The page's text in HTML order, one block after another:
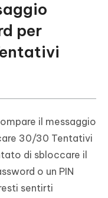
per
il messaggio
30/30 Tentativi
di sbloccare il
o un PIN
sentirti